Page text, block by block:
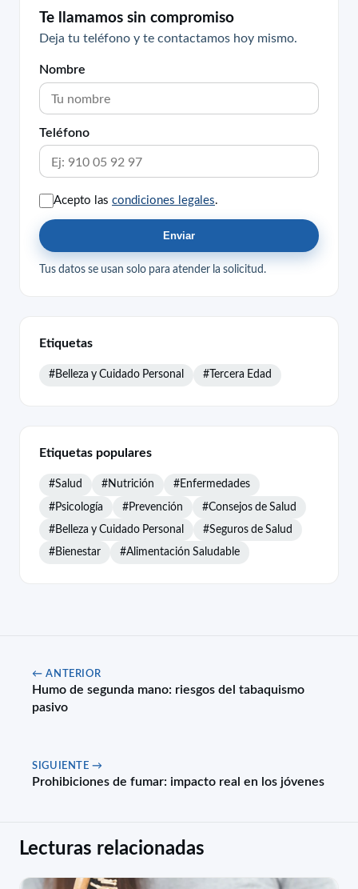
Te llamamos sin compromiso
Deja tu teléfono y te contactamos hoy mismo.
Nombre
Teléfono
Acepto las condiciones legales.
Enviar
Tus datos se usan solo para atender la solicitud.
Etiquetas
#Belleza y Cuidado Personal #Tercera Edad
Etiquetas populares
#Salud #Nutrición #Enfermedades
#Psicología #Prevención #Consejos de Salud
#Belleza y Cuidado Personal #Seguros de Salud
#Bienestar #Alimentación Saludable
← ANTERIOR
Humo de segunda mano: riesgos del tabaquismo
pasivo
SIGUIENTE →
Prohibiciones de fumar: impacto real en los jóvenes
Lecturas relacionadas